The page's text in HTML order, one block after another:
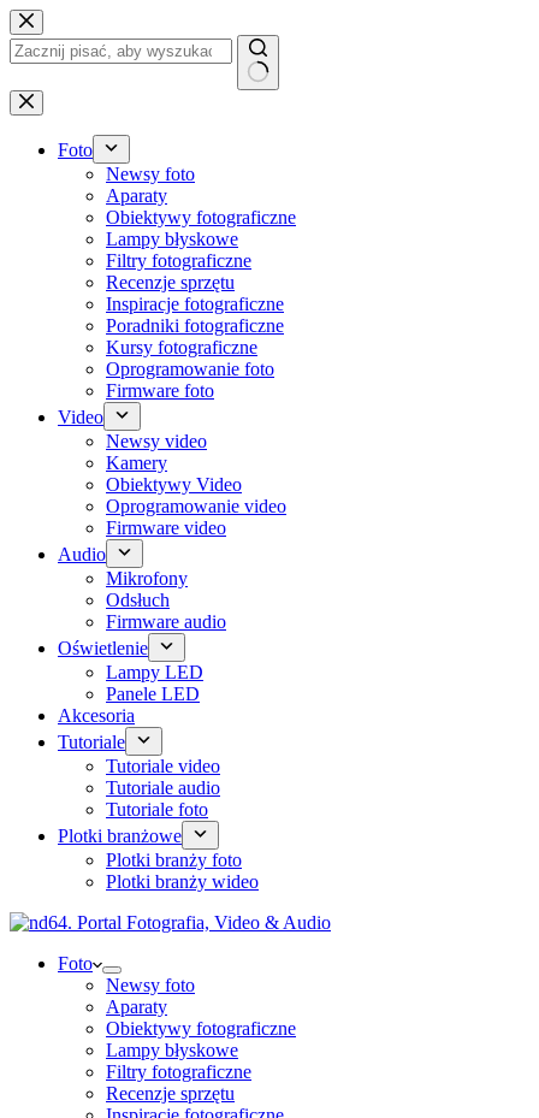
Przejdź
do
treści
Brak
wyników
Foto
Newsy foto
Aparaty
Obiektywy fotograficzne
Lampy błyskowe
Filtry fotograficzne
Recenzje sprzętu
Inspiracje fotograficzne
Poradniki fotograficzne
Kursy fotograficzne
Oprogramowanie foto
Firmware foto
Video
Newsy video
Kamery
Obiektywy Video
Oprogramowanie video
Firmware video
Audio
Mikrofony
Odsłuch
Firmware audio
Oświetlenie
Lampy LED
Panele LED
Akcesoria
Tutoriale
Tutoriale video
Tutoriale audio
Tutoriale foto
Plotki branżowe
Plotki branży foto
Plotki branży wideo
Foto
Newsy foto
Aparaty
Obiektywy fotograficzne
Lampy błyskowe
Filtry fotograficzne
Recenzje sprzętu